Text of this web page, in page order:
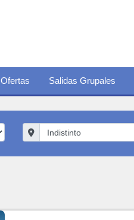
Ofertas Salidas Grupales